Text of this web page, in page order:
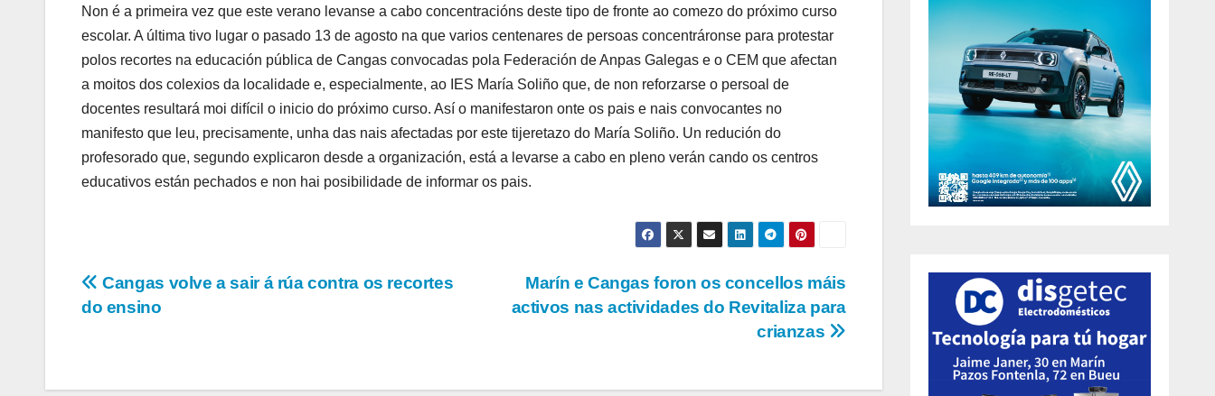
Non é a primeira vez que este verano levanse a cabo concentracións deste tipo de fronte ao comezo do próximo curso
escolar. A última tivo lugar o pasado 13 de agosto na que varios centenares de persoas concentráronse para protestar
polos recortes na educación pública de Cangas convocadas pola Federación de Anpas Galegas e o CEM que afectan
a moitos dos colexios da localidade e, especialmente, ao IES María Soliño que, de non reforzarse o persoal de
docentes resultará moi difícil o inicio do próximo curso. Así o manifestaron onte os pais e nais convocantes no
manifesto que leu, precisamente, unha das nais afectadas por este tijeretazo do María Soliño. Un redución do
profesorado que, segundo explicaron desde a organización, está a levarse a cabo en pleno verán cando os centros
educativos están pechados e non hai posibilidade de informar os pais.
Navegación
Marín e Cangas foron os concellos máis
activos nas actividades do Revitaliza para
crianzas
Cangas volve a sair á rúa contra os recortes
do ensino